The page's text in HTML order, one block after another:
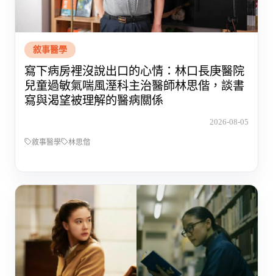
敘事醫學
寫下病房裡沒說出口的心情：林口長庚醫院
兒童過敏氣喘風溼科主治醫師林思偕，談書
寫與渴望被理解的醫病關係
2026-08-05
敘事醫學 林思偕